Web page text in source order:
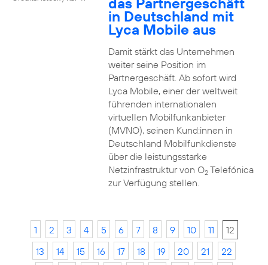
in Deutschland mit
Lyca Mobile aus
Damit stärkt das Unternehmen
weiter seine Position im
Partnergeschäft. Ab sofort wird
Lyca Mobile, einer der weltweit
führenden internationalen
virtuellen Mobilfunkanbieter
(MVNO), seinen Kund:innen in
Deutschland Mobilfunkdienste
über die leistungsstarke
Netzinfrastruktur von O2Telefónica
zur Verfügung stellen.
1 2 3 4 5 6 7 8 9 10 11
12
13
14 15 16 17 18 19 20 21
22